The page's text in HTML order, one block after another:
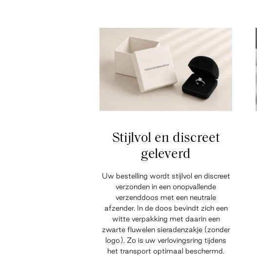
Stijlvol en discreet
geleverd
Uw bestelling wordt stijlvol en discreet
verzonden in een onopvallende
verzenddoos met een neutrale
afzender. In de doos bevindt zich een
witte verpakking met daarin een
zwarte fluwelen sieradenzakje (zonder
logo). Zo is uw verlovingsring tijdens
het transport optimaal beschermd.